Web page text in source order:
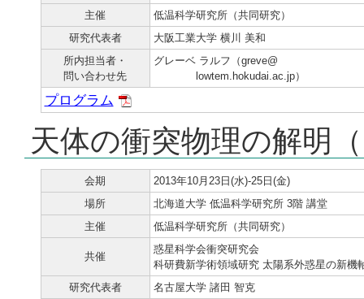
主催
低温科学研究所（共同研究）
研究代表者
大阪工業大学 横川 美和
所内担当者・
問い合わせ先
グレーベ ラルフ（greve@
lowtem.hokudai.ac.jp）
プログラム
天体の衝突物理の解明
会期
2013年10月23日(水)-25日(金)
場所
北海道大学 低温科学研究所 3階 講堂
主催
低温科学研究所（共同研究）
共催
惑星科学会衝突研究会
科研費新学術領域研究 太陽系外惑星の新機
研究代表者
名古屋大学 諸田 智克